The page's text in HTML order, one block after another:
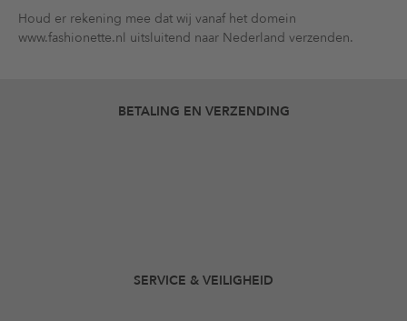
Houd er rekening mee dat wij vanaf het domein
www.fashionette.nl uitsluitend naar Nederland verzenden.
BETALING EN VERZENDING
SERVICE & VEILIGHEID